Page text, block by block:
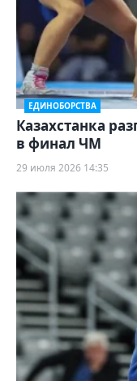
ЕДИНОБОРСТВА
Казахстанка
в финал ЧМ
29 июля 2026 14:35